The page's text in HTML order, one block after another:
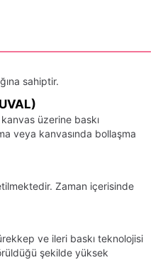
sahiptir.
üzerine baskı
veya kanvasında bollaşma
Zaman içerisinde
ve ileri baskı teknolojisi
şekilde yüksek